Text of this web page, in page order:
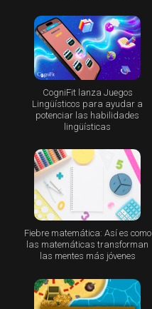
CogniFit lanza Juegos
Lingüísticos para ayudar a
potenciar las habilidades
lingüísticas
Fiebre matemática: Así es como
las matemáticas transforman
las mentes más jóvenes